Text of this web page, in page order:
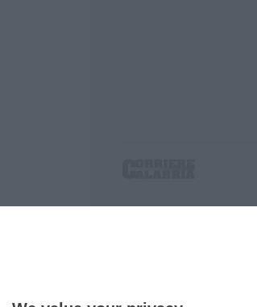
P.IVA. 03199620794, Via
Iscrizione tribunale di